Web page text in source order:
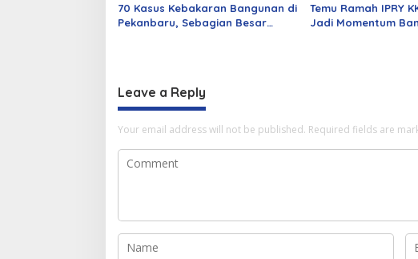
70 Kasus Kebakaran Bangunan di
Pekanbaru, Sebagian Besar
Temu Ramah IPRY
Jadi Momentum
Leave a Reply
Your email address will not be published. Required fields are